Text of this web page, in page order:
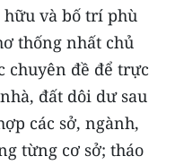
và bố trí phù
thống nhất chủ
chuyên đề để trực
đất dôi dư sau
các sở, ngành,
từng cơ sở; tháo